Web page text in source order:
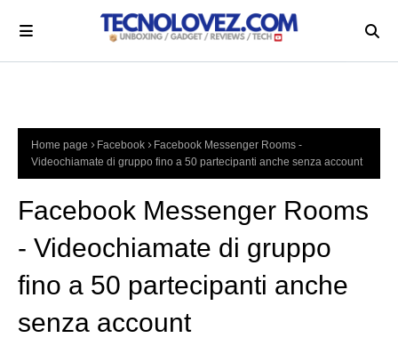
Home page Facebook
Facebook Messenger Rooms -
Videochiamate di gruppo fino a 50 partecipanti anche senza account
Facebook Messenger Rooms
- Videochiamate di gruppo
fino a 50 partecipanti anche
senza account